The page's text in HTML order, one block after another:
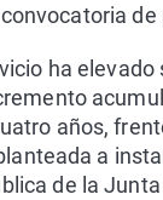
de
ha elevado
años,
a
de la